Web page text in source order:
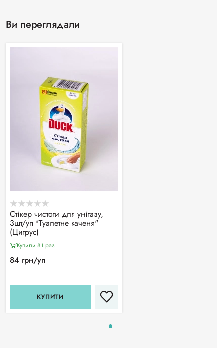
Ви переглядали
Стікер чистоти для унітазу,
3шт/уп "Туалетне каченя"
(Цитрус)
Купили 81 раз
84 грн/уп
КУПИТИ